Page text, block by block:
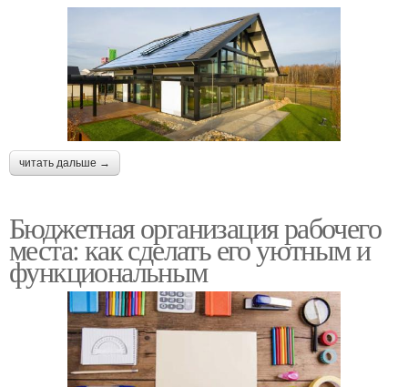
читать дальше →
Бюджетная организация рабочего
места: как сделать его уютным и
функциональным